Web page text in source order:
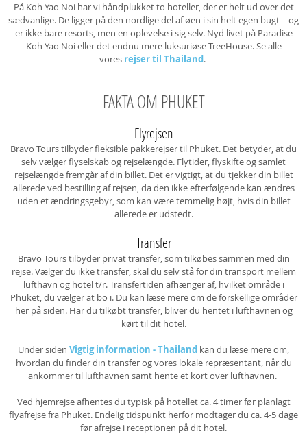
På Koh Yao Noi har vi håndplukket to hoteller, der er helt ud over det
sædvanlige. De ligger på den nordlige del af øen i sin helt egen bugt – og
er ikke bare resorts, men en oplevelse i sig selv. Nyd livet på Paradise
Koh Yao Noi eller det endnu mere luksuriøse TreeHouse. Se alle
vores rejser til Thailand.
FAKTA OM PHUKET
Flyrejsen
Bravo Tours tilbyder fleksible pakkerejser til Phuket. Det betyder, at du
selv vælger flyselskab og rejselængde. Flytider, flyskifte og samlet
rejselængde fremgår af din billet. Det er vigtigt, at du tjekker din billet
allerede ved bestilling af rejsen, da den ikke efterfølgende kan ændres
uden et ændringsgebyr, som kan være temmelig højt, hvis din billet
allerede er udstedt.
Transfer
Bravo Tours tilbyder privat transfer, som tilkøbes sammen med din
rejse. Vælger du ikke transfer, skal du selv stå for din transport mellem
lufthavn og hotel t/r. Transfertiden afhænger af, hvilket område i
Phuket, du vælger at bo i. Du kan læse mere om de forskellige områder
her på siden. Har du tilkøbt transfer, bliver du hentet i lufthavnen og
kørt til dit hotel.
Under siden Vigtig information - Thailand kan du læse mere om,
hvordan du finder din transfer og vores lokale repræsentant, når du
ankommer til lufthavnen samt hente et kort over lufthavnen.
Ved hjemrejse afhentes du typisk på hotellet ca. 4 timer før planlagt
flyafrejse fra Phuket. Endelig tidspunkt herfor modtager du ca. 4-5 dage
før afrejse i receptionen på dit hotel.